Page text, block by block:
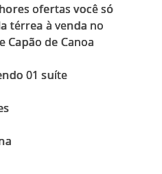
ofertas você só
térrea à venda no
Capão de Canoa
01 suíte